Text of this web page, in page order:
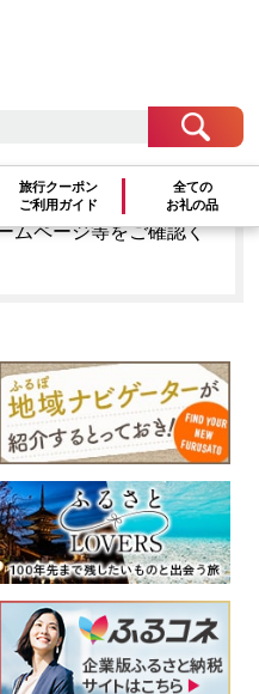
旅行クーポン
ご利用ガイド
全ての
お礼の品
らお申込みをすること
ムページ等をご確認く